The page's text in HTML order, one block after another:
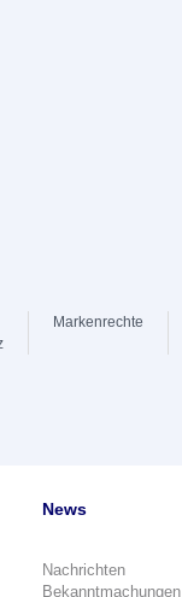
Markenrechte
News
Nachrichten
Bekanntmachungen